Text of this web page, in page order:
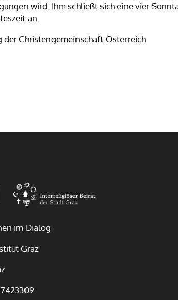
wird. Ihm schließt sich eine vier
an.
der Christengemeinschaft Österreich
im Dialog
Graz